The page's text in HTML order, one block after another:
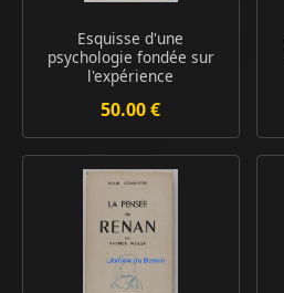
Esquisse d'une
psychologie fondée sur
l'expérience
50.00 €